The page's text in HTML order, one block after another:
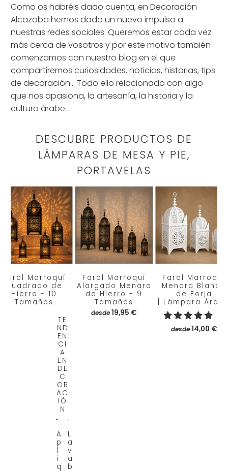
Como os habréis dado cuenta, en Decoración
Alcazaba hemos dado un nuevo impulso a
nuestras redes sociales. Queremos estar cada vez
más cerca de vosotros y por este motivo también
comenzamos con nuestro blog en el que
compartiremos curiosidades, noticias, historias, tips
de decoración… Todo ello relacionado con algo
que nos apasiona, la artesanía, la historia y la
cultura árabe.
DESCUBRE PRODUCTOS DE
LÁMPARAS DE MESA Y PIE,
PORTAVELAS
Farol Marroquí
Cuadrado de
Hierro - 10
Tamaños
TE
ND
EN
CI
A
EN
DE
C
OR
AC
IÓ
N
A
p
l
i
q
L
a
v
a
b
Farol Marroquí
Alargado Menara
de Hierro - 9
Tamaños
desde19,95 €
Farol Marroquí
Menara Blanca
de Forja
| Lámpara
desde14,00 €